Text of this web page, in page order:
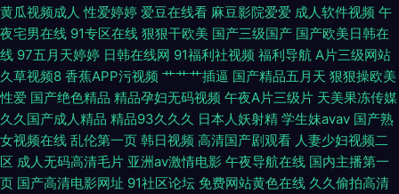
99 激情视频综合 欧洲午夜福利片 51老湿机 激情综合色网 色色五月天社区
97超碰碰碰 美女黄色网 伊人久久超碰 国产91九九 无码超碰 超碰视屏 欧美
岛国性爱 伊人成人999 尤物超碰偷拍91 大香蕉大香蕉9草 伦理肏屄视频在线
天堂中文在线资源 成人网址在线播放 久久人国产 日韩性交专区 91干逼欧美
黄瓜视频成人 性爱婷婷 爱豆在线看 麻豆影院爱爱 成人软件视频 午
夜宅男在线 91专区在线 狠狠干欧美 国产三级国产 国产欧美日韩在
线 97五月天婷婷 日韩在线网 91福利社视频 福利导航 A片三级网站
久草视频8 香蕉APP污视频 艹艹艹插逼 国产精品五月天 狠狠操欧美
性爱 国产绝色精品 精品孕妇无码视频 午夜A片三级片 天美果冻传媒
久久国产成人精品 精品93久久久 日本人妖射精 学生妹avav 国产熟
女视频在线 乱伦第一页 韩日视频 高清国产剧观看 人妻少妇视频二
区 成人无码高清毛片 亚洲av激情电影 午夜导航在线 国内主播第一
页 国产高清电影网址 91社区论坛 免费网站黄色在线 久久偷拍高清